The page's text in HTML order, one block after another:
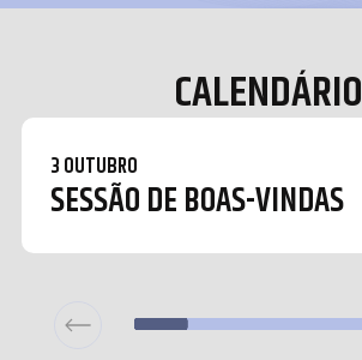
CALENDÁRIO
3 OUTUBRO
SESSÃO DE BOAS-VINDAS